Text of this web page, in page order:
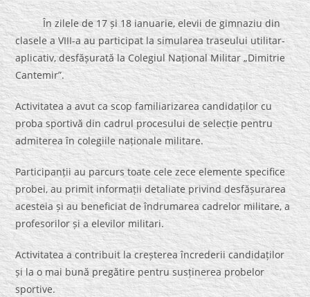
În zilele de 17 și 18 ianuarie, elevii de gimnaziu din
clasele a VIII-a au participat la simularea traseului utilitar-
aplicativ, desfășurată la Colegiul Național Militar „Dimitrie
Cantemir”.
Activitatea a avut ca scop familiarizarea candidaților cu
proba sportivă din cadrul procesului de selecție pentru
admiterea în colegiile naționale militare.
Participanții au parcurs toate cele zece elemente specifice
probei, au primit informații detaliate privind desfășurarea
acesteia și au beneficiat de îndrumarea cadrelor militare, a
profesorilor și a elevilor militari.
Activitatea a contribuit la creșterea încrederii candidaților
și la o mai bună pregătire pentru susținerea probelor
sportive.